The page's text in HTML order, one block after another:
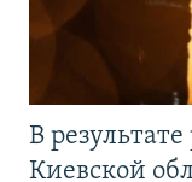
В
Киевской